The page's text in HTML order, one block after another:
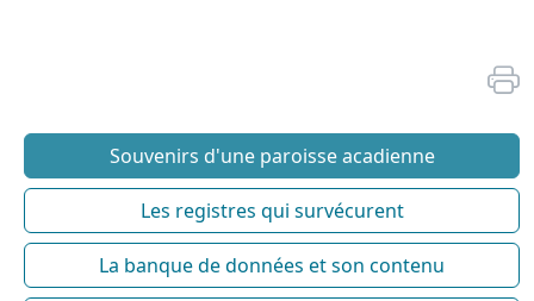
Souvenirs d'une paroisse acadienne
Les registres qui survécurent
La banque de données et son contenu